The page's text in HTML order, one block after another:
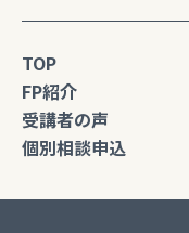
TOP
FP紹介
受講者の声
個別相談申込